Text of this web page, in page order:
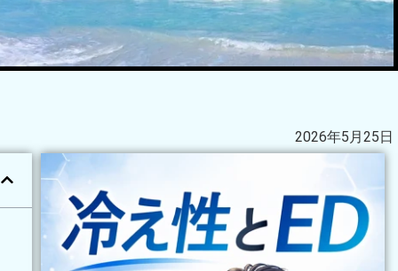
2026年5月25日